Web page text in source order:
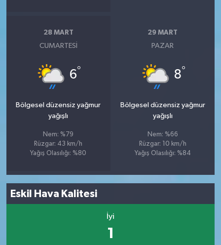
28 MART
CUMARTESI
6°
Bölgesel düzensiz yağmur
yağışlı
Nem: %79
Rüzgar: 43 km/h
Yağış Olasılığı: %80
29 MART
PAZAR
8°
Bölgesel düzensiz yağmur
yağışlı
Nem: %66
Rüzgar: 10 km/h
Yağış Olasılığı: %84
Eskil Hava Kalitesi
İyi
1